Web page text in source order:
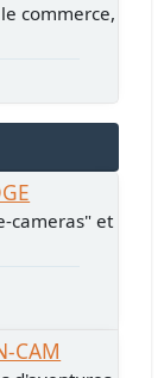
commerce,
cameras" et
CAM